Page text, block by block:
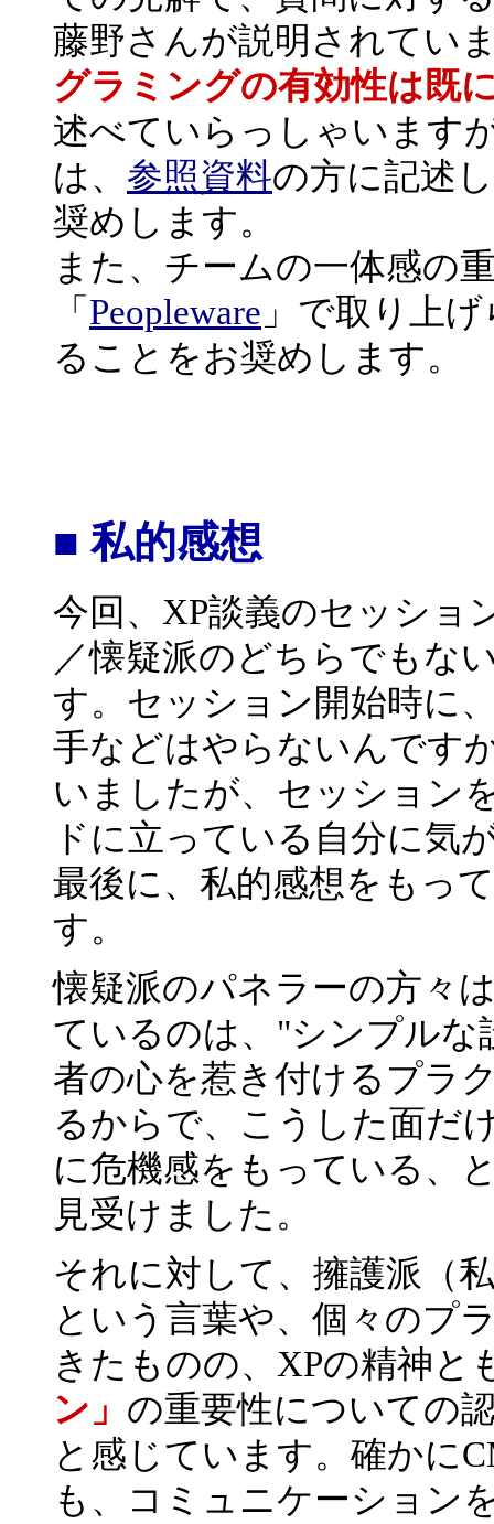
藤野さんが説明されてい
グラミングの有効性は既
述べていらっしゃいます
は、 参照資料の方に記述
奨めします。
また、チームの一体感の
「 Peopleware 」で取り上
ることをお奨めします。
■ 私的感想
今回、XP談義のセッショ
／懐疑派のどちらでもな
す。セッション開始時に
手などはやらないんです
いましたが、セッション
ドに立っている自分に気
最後に、私的感想をもっ
す。
懐疑派のパネラーの方々
ているのは、"シンプルな
者の心を惹き付けるプラ
るからで、こうした面だ
に危機感をもっている、
見受けました。
それに対して、擁護派（
という言葉や、個々のプ
きたものの、XPの精神と
ン」 の重要性についての
と感じています。確かに
も、コミュニケーション